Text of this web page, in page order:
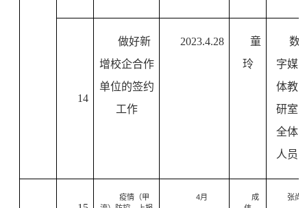
14
做好新
增校企合作
单位的签约
工作
2023.4.28
童
玲
数
字媒
体教
研室
全体
人员
疫情（甲
4月
成
张尚